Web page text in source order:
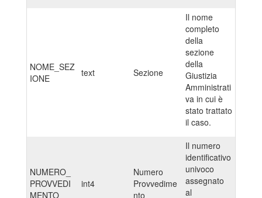
NOME_SEZ
IONE
text Sezione
Il nome
completo
della
sezione
della
Giustizia
Amministrati
va in cui è
stato trattato
il caso.
NUMERO_
PROVVEDI
MENTO
int4
Numero
Provvedime
nto
Il numero
identificativo
univoco
assegnato
al